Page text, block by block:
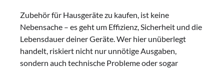
Zubehör für Hausgeräte zu kaufen, ist keine
Nebensache – es geht um Effizienz, Sicherheit und die
Lebensdauer deiner Geräte. Wer hier unüberlegt
handelt, riskiert nicht nur unnötige Ausgaben,
sondern auch technische Probleme oder sogar